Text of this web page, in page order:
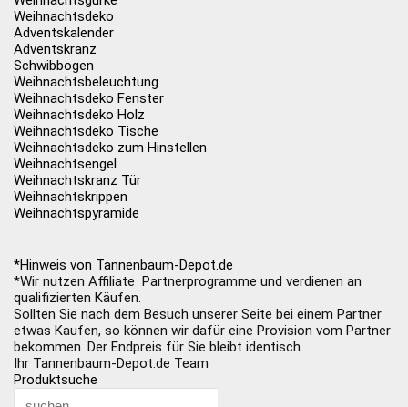
Weihnachtsdeko
Adventskalender
Adventskranz
Schwibbogen
Weihnachtsbeleuchtung
Weihnachtsdeko Fenster
Weihnachtsdeko Holz
Weihnachtsdeko Tische
Weihnachtsdeko zum Hinstellen
Weihnachtsengel
Weihnachtskranz Tür
Weihnachtskrippen
Weihnachtspyramide
*Hinweis von Tannenbaum-Depot.de
*Wir nutzen Affiliate Partnerprogramme und verdienen an
qualifizierten Käufen.
Sollten Sie nach dem Besuch unserer Seite bei einem Partner
etwas Kaufen, so können wir dafür eine Provision vom Partner
bekommen. Der Endpreis für Sie bleibt identisch.
Ihr Tannenbaum-Depot.de Team
Produktsuche